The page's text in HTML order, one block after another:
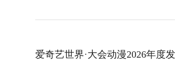
爱奇艺世界·大会动漫2026年度